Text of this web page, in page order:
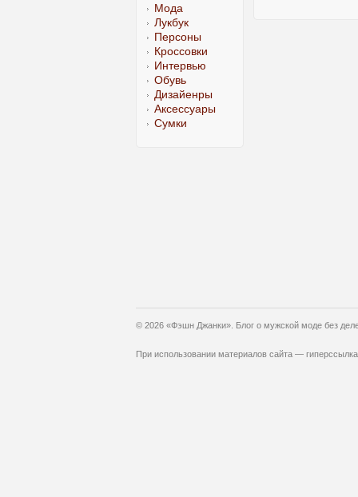
Мода
Лукбук
Персоны
Кроссовки
Интервью
Обувь
Дизайенры
Аксессуары
Сумки
© 2026 «Фэшн Джанки». Блог о мужской моде без
При использовании материалов сайта —